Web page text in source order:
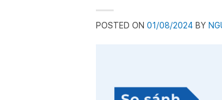
POSTED ON 01/08/2024 BY